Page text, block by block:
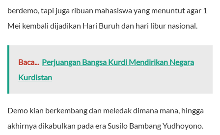
berdemo, tapi juga ribuan mahasiswa yang menuntut agar 1
Mei kembali dijadikan Hari Buruh dan hari libur nasional.
Baca... Perjuangan Bangsa Kurdi Mendirikan Negara
Kurdistan
Demo kian berkembang dan meledak dimana mana, hingga
akhirnya dikabulkan pada era Susilo Bambang Yudhoyono.